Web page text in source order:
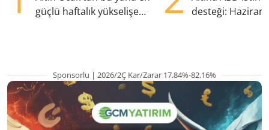
güçlü haftalık yükselişe
desteği:
Sponsorlu | 2026/2Ç Kar/Zarar 17.84%-82.16%